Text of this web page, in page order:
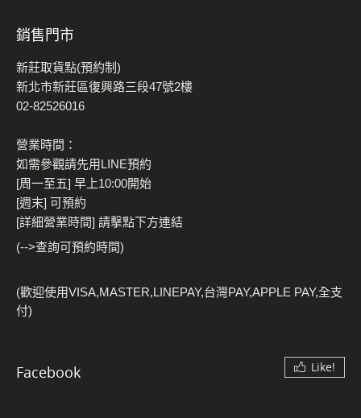
銷售門市
新莊取貨點(預約制)
新北市新莊區復興路三段47號2樓
02-82526016
營業時間：
如需參觀請先用LINE預約
[周一至五] 早上10:00開始
[週末] 可預約
[詳細營業時間] 請擊點下方連結
(-->查詢可預約時間)
(歡迎使用VISA,MASTER,LINEPAY,台灣PAY,APPLE PAY,全支
付)
Facebook Like!